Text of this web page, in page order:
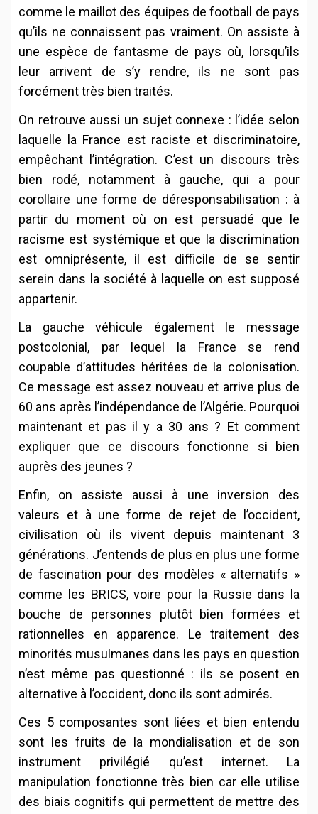
comme le maillot des équipes de football de pays
qu’ils ne connaissent pas vraiment. On assiste à
une espèce de fantasme de pays où, lorsqu’ils
leur arrivent de s’y rendre, ils ne sont pas
forcément très bien traités.
On retrouve aussi un sujet connexe : l’idée selon
laquelle la France est raciste et discriminatoire,
empêchant l’intégration. C’est un discours très
bien rodé, notamment à gauche, qui a pour
corollaire une forme de déresponsabilisation : à
partir du moment où on est persuadé que le
racisme est systémique et que la discrimination
est omniprésente, il est difficile de se sentir
serein dans la société à laquelle on est supposé
appartenir.
La gauche véhicule également le message
postcolonial, par lequel la France se rend
coupable d’attitudes héritées de la colonisation.
Ce message est assez nouveau et arrive plus de
60 ans après l’indépendance de l’Algérie. Pourquoi
maintenant et pas il y a 30 ans ? Et comment
expliquer que ce discours fonctionne si bien
auprès des jeunes ?
Enfin, on assiste aussi à une inversion des
valeurs et à une forme de rejet de l’occident,
civilisation où ils vivent depuis maintenant 3
générations. J’entends de plus en plus une forme
de fascination pour des modèles « alternatifs »
comme les BRICS, voire pour la Russie dans la
bouche de personnes plutôt bien formées et
rationnelles en apparence. Le traitement des
minorités musulmanes dans les pays en question
n’est même pas questionné : ils se posent en
alternative à l’occident, donc ils sont admirés.
Ces 5 composantes sont liées et bien entendu
sont les fruits de la mondialisation et de son
instrument privilégié qu’est internet. La
manipulation fonctionne très bien car elle utilise
des biais cognitifs qui permettent de mettre des